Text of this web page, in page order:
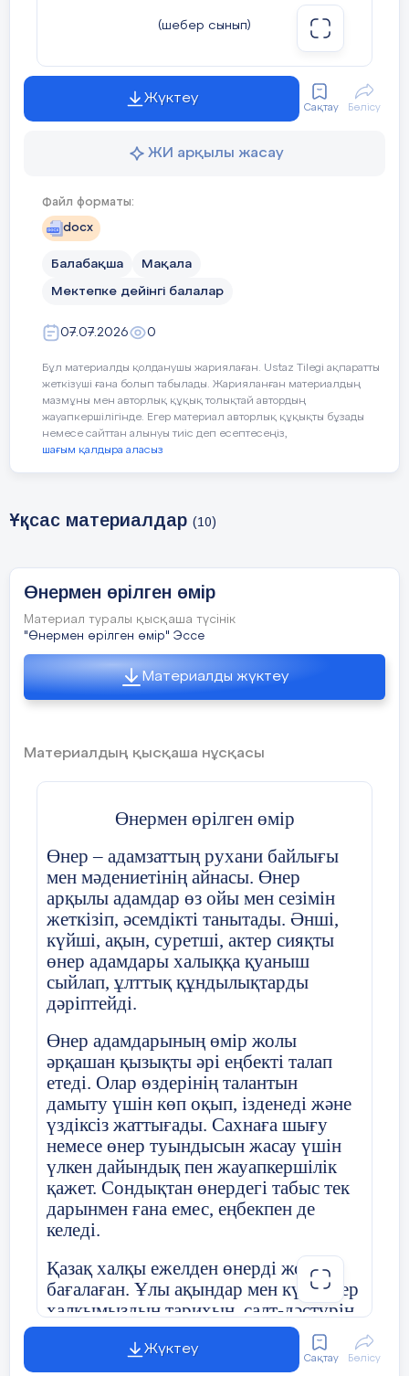
(шебер сынып)
Музыка жетекшісі: Г.Абуева
Шебер-сынып: «Өріммен өрілген өнер»
Мақсаты:балаларды ұлттық қолөнер
элементтерімен таныстыру, өрім жасауға
қызығушылығын арттыру, ұсақ моторикасын,
қиялын және эстетикалық талғамын дамыту.
1.Балаларды өрім түрлерімен (қарапайым 2, 3, 4,
6) таныстыру.
2.Түрлі түсті жіптер, баулар мен ленталармен
жұмыс істеуге үйрету.
3.Өрім құру барысында түстерді ажырату,
үйлестіру дағдыларын қалыптастыру.
4.Ұқыптылыққа, сабырлылыққа, еңбекке
5.Ән айту, қолдың икемділігін дамыту.
Күтілетін нәтиже:
-Өрімнің қарапайым түрлерін ажыратып, өз
Жүктеу
Сақтау Бөлісу
ЖИ арқылы жасау
Файл форматы:
docx
Балабақша Мақала
Мектепке дейінгі балалар
07.07.2026 0
Бұл материалды қолданушы жариялаған. Ustaz Tilegi ақпаратты
жеткізуші ғана болып табылады. Жарияланған материалдың
мазмұны мен авторлық құқық толықтай автордың
жауапкершілігінде. Егер материал авторлық құқықты бұзады
немесе сайттан алынуы тиіс деп есептесеңіз,
шағым қалдыра аласыз
Ұқсас материалдар (10)
Өнермен өрілген өмір
Материал туралы қысқаша түсінік
"Өнермен өрілген өмір" Эссе
Материалды жүктеу
Материалдың қысқаша нұсқасы
Өнермен өрілген өмір
Өнер – адамзаттың рухани байлығы
мен мәдениетінің айнасы. Өнер
арқылы адамдар өз ойы мен сезімін
жеткізіп, әсемдікті танытады. Әнші,
күйші, ақын, суретші, актер сияқты
өнер адамдары халыққа қуаныш
сыйлап, ұлттық құндылықтарды
дәріптейді.
Өнер адамдарының өмір жолы
әрқашан қызықты әрі еңбекті талап
етеді. Олар өздерінің талантын
дамыту үшін көп оқып, ізденеді және
үздіксіз жаттығады. Сахнаға шығу
немесе өнер туындысын жасау үшін
үлкен дайындық пен жауапкершілік
қажет. Сондықтан өнердегі табыс тек
дарынмен ғана емес, еңбекпен де
келеді.
Қазақ халқы ежелден өнерді жоғары
бағалаған. Ұлы ақындар мен күйшілер
халқымыздың тарихын, салт-дәстүрін
шығармалары арқылы кейінгі ұрпаққа
жеткізді. Ән мен күй халықтың мұңын
Жүктеу
Сақтау Бөлісу